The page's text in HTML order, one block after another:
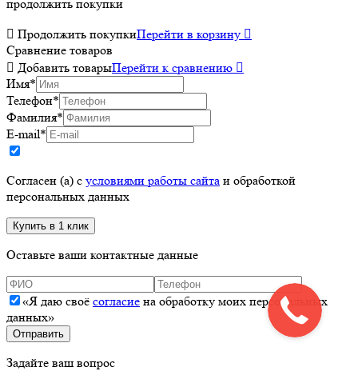
продолжить покупки
 Продолжить покупкиПерейти в корзину 
Сравнение товаров
 Добавить товарыПерейти к сравнению 
Имя*
Телефон*
Фамилия*
E-mail*
Согласен (а) с условиями работы сайта и обработкой
персональных данных
Оставьте ваши контактные данные
«Я даю своё согласие на обработку моих персональных
данных»
Задайте ваш вопрос